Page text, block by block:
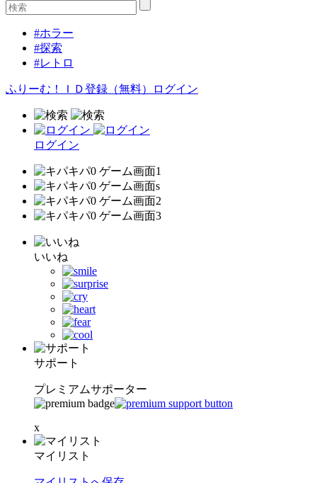
#ホラー
#探索
#レトロ
ふりーむ！ＩＤ登録（無料） ログイン
ログイン
いいね
サポート
プレミアムサポーター
x
マイリスト